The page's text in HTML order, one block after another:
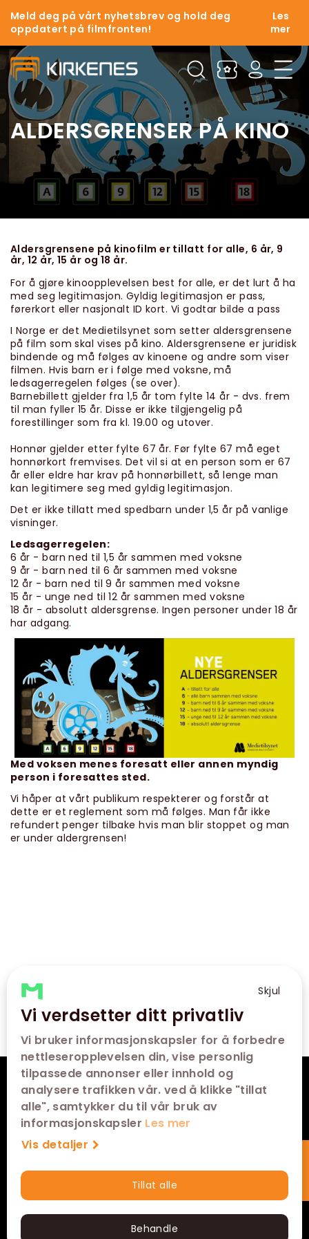
Skjul
Vi verdsetter ditt privatliv
Vi bruker informasjonskapsler for å forbedre
nettleseropplevelsen din, vise personlig
tilpassede annonser eller innhold og
analysere trafikken vår. ved å klikke "tillat
alle", samtykker du til vår bruk av
informasjonskapsler Les mer
Vis detaljer
Tillat alle
Behandle
Meld deg på vårt nyhetsbrev og hold deg
oppdatert på filmfronten!
Les
mer
ALDERSGRENSER PÅ KINO
Aldersgrensene på kinofilm er tillatt for alle, 6 år, 9
år, 12 år, 15 år og 18 år.
For å gjøre kinoopplevelsen best for alle, er det lurt å ha
med seg legitimasjon. Gyldig legitimasjon er pass,
førerkort eller nasjonalt ID kort. Vi godtar bilde a pass
I Norge er det Medietilsynet som setter aldersgrensene
på film som skal vises på kino. Aldersgrensene er juridisk
bindende og må følges av kinoene og andre som viser
filmen. Hvis barn er i følge med voksne, må
ledsagerregelen følges (se over).
Barnebillett gjelder fra 1,5 år tom fylte 14 år - dvs. frem
til man fyller 15 år. Disse er ikke tilgjengelig på
forestillinger som fra kl. 19.00 og utover.
Honnør gjelder etter fylte 67 år. Før fylte 67 må eget
honnørkort fremvises. Det vil si at en person som er 67
år eller eldre har krav på honnørbillett, så lenge man
kan legitimere seg med gyldig legitimasjon.
Det er ikke tillatt med spedbarn under 1,5 år på vanlige
visninger.
Ledsagerregelen:
6 år - barn ned til 1,5 år sammen med voksne
9 år - barn ned til 6 år sammen med voksne
12 år - barn ned til 9 år sammen med voksne
15 år - unge ned til 12 år sammen med voksne
18 år - absolutt aldersgrense. Ingen personer under 18 år
har adgang.
Med voksen menes foresatt eller annen myndig
person i foresattes sted.
Vi håper at vårt publikum respekterer og forstår at
dette er et reglement som må følges. Man får ikke
refundert penger tilbake hvis man blir stoppet og man
er under aldergrensen!
VÅRE KINOER
SNARVEIER
FØLG OSS